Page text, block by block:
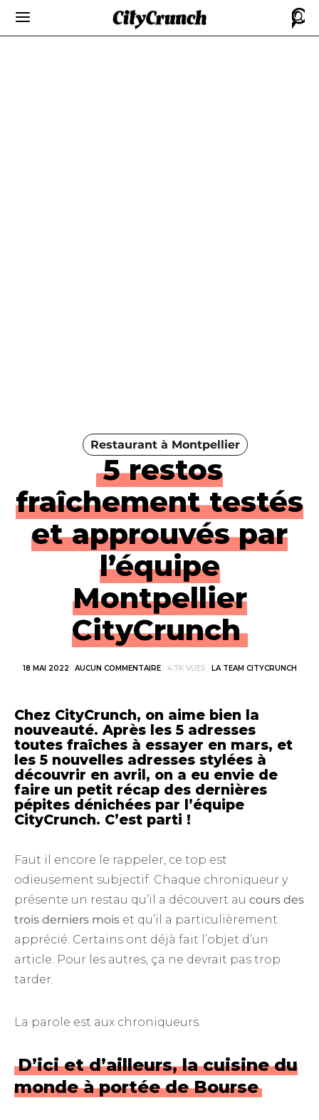
Restaurant à Montpellier
5 restos
fraîchement testés
et approuvés par
l’équipe
Montpellier
CityCrunch
18 MAI 2022 AUCUN COMMENTAIRE 4.7K VUES LA TEAM CITYCRUNCH
Chez CityCrunch, on aime bien la
nouveauté. Après les 5 adresses
toutes fraîches à essayer en mars, et
les 5 nouvelles adresses stylées à
découvrir en avril, on a eu envie de
faire un petit récap des dernières
pépites dénichées par l’équipe
CityCrunch. C’est parti !
Faut il encore le rappeler, ce top est
odieusement subjectif. Chaque chroniqueur y
présente un restau qu’il a découvert au cours des
trois derniers mois et qu’il a particulièrement
apprécié. Certains ont déjà fait l’objet d’un
article. Pour les autres, ça ne devrait pas trop
tarder.
La parole est aux chroniqueurs.
D’ici et d’ailleurs, la cuisine du
monde à portée de Bourse